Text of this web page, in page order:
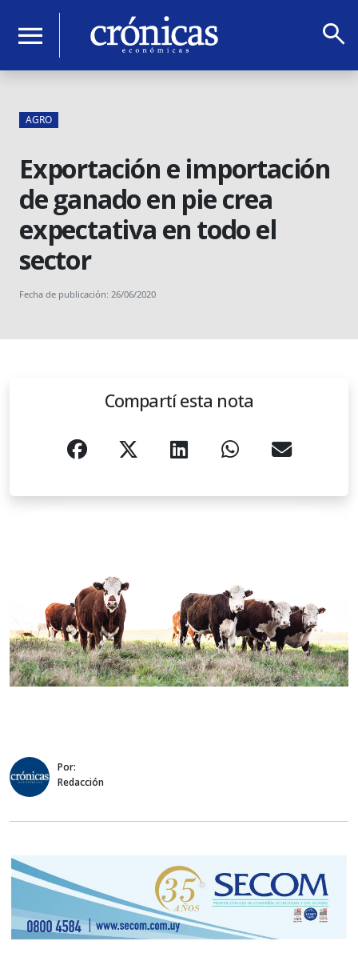
menu search
AGRO
Exportación e importación
de ganado en pie crea
expectativa en todo el
sector
Fecha de publicación: 26/06/2020
Compartí esta nota
Por:
Redacción